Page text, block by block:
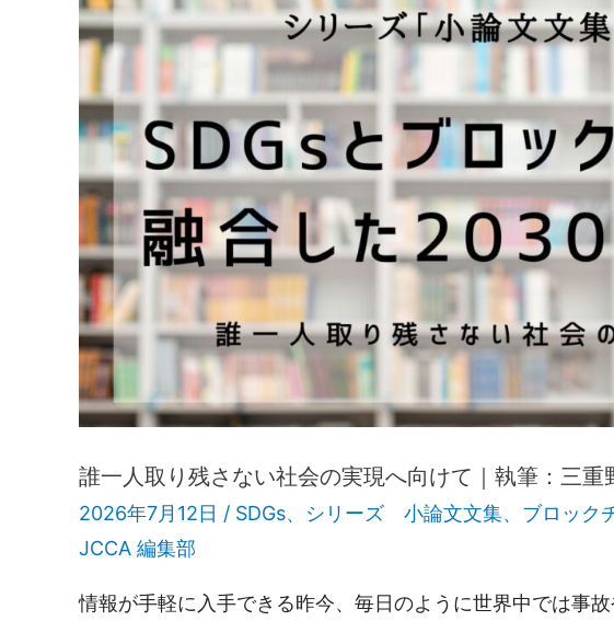
誰一人取り残さない社会の実現へ向けて｜執筆：三重
2026年7月12日 / SDGs、 シリーズ 小論文文集、 ブロック
JCCA 編集部
情報が手軽に入手できる昨今、毎日のように世界中では事